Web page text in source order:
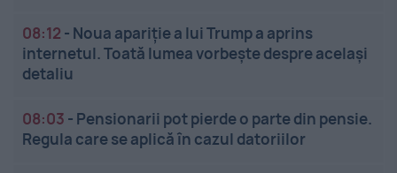
08:12 - Noua apariție a lui Trump a aprins
internetul. Toată lumea vorbește despre același
detaliu
08:03 - Pensionarii pot pierde o parte din pensie.
Regula care se aplică în cazul datoriilor